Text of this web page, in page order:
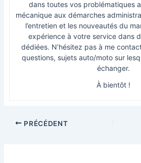
dans toutes vos problématiques
mécanique aux démarches
l’entretien et les nouveautés du
expérience à votre service dans
dédiées. N’hésitez pas à me
questions, sujets auto/moto sur
échanger.
À bientôt !
PRÉCÉDENT